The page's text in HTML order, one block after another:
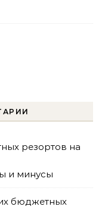
резортов на
и минусы
бюджетных